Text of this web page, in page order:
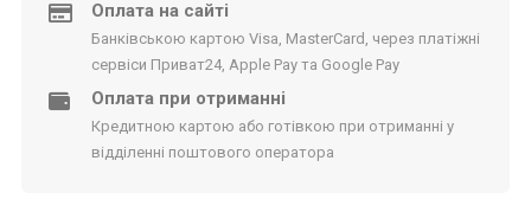
Оплата на сайті
Банківською картою Visa, MasterCard, через платіжні
сервіси Приват24, Apple Pay та Google Pay
Оплата при отриманні
Кредитною картою або готівкою при отриманні у
відділенні поштового оператора